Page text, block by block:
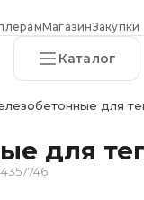
МагазинЗакупки
Каталог
для
для